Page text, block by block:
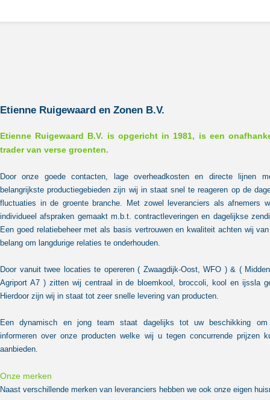
Etienne Ruigewaard en Zonen B.V.
Etienne Ruigewaard B.V. is opgericht in 1981, is een
trader van verse groenten.
Door onze goede contacten, lage overheadkosten en directe lijnen
belangrijkste productiegebieden zijn wij in staat snel te reageren op de
fluctuaties in de groente branche. Met zowel leveranciers als afnemers
individueel afspraken gemaakt m.b.t. contractleveringen en dagelijkse
Een goed relatiebeheer met als basis vertrouwen en kwaliteit achten wij
belang om langdurige relaties te onderhouden.
Door vanuit twee locaties te opereren ( Zwaagdijk-Oost, WFO ) & (
Agriport A7 ) zitten wij centraal in de bloemkool, broccoli, kool en ijssla
Hierdoor zijn wij in staat tot zeer snelle levering van producten.
Een dynamisch en jong team staat dagelijks tot uw beschikking
informeren over onze producten welke wij u tegen concurrende prijzen
aanbieden.
Onze merken
Naast verschillende merken van leveranciers hebben we ook onze eigen